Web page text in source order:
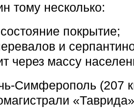
тому несколько:
покрытие;
и
через массу
Симферополь (207